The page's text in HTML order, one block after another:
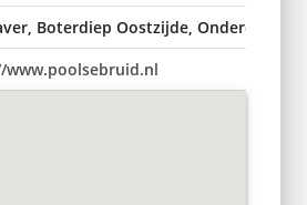
Boterdiep Oostzijde,